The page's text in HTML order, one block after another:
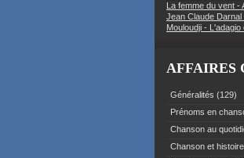
La femme du vent -
Jean Claude
Mouloudji -
AFFAIRES
Généralités (129)
Prénoms en
Chanson au
Chanson et histoire